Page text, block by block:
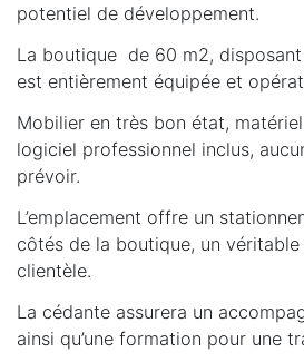
potentiel de développement.
La boutique de 60 m2,
est entièrement équipée et
Mobilier en très bon état,
logiciel professionnel inclus,
prévoir.
L’emplacement offre un
côtés de la boutique, un
clientèle.
La cédante assurera un
ainsi qu’une formation pour une